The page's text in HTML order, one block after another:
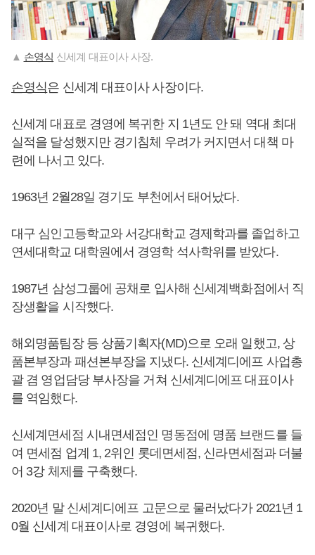
▲ 손영식 신세계 대표이사 사장.
손영식은 신세계 대표이사 사장이다.
신세계 대표로 경영에 복귀한 지 1년도 안 돼 역대 최대
실적을 달성했지만 경기침체 우려가 커지면서 대책 마
련에 나서고 있다.
1963년 2월28일 경기도 부천에서 태어났다.
대구 심인고등학교와 서강대학교 경제학과를 졸업하고
연세대학교 대학원에서 경영학 석사학위를 받았다.
1987년 삼성그룹에 공채로 입사해 신세계백화점에서 직
장생활을 시작했다.
해외명품팀장 등 상품기획자(MD)으로 오래 일했고, 상
품본부장과 패션본부장을 지냈다. 신세계디에프 사업총
괄 겸 영업담당 부사장을 거쳐 신세계디에프 대표이사
를 역임했다.
신세계면세점 시내면세점인 명동점에 명품 브랜드를 들
여 면세점 업계 1, 2위인 롯데면세점, 신라면세점과 더불
어 3강 체제를 구축했다.
2020년 말 신세계디에프 고문으로 물러났다가 2021년 1
0월 신세계 대표이사로 경영에 복귀했다.